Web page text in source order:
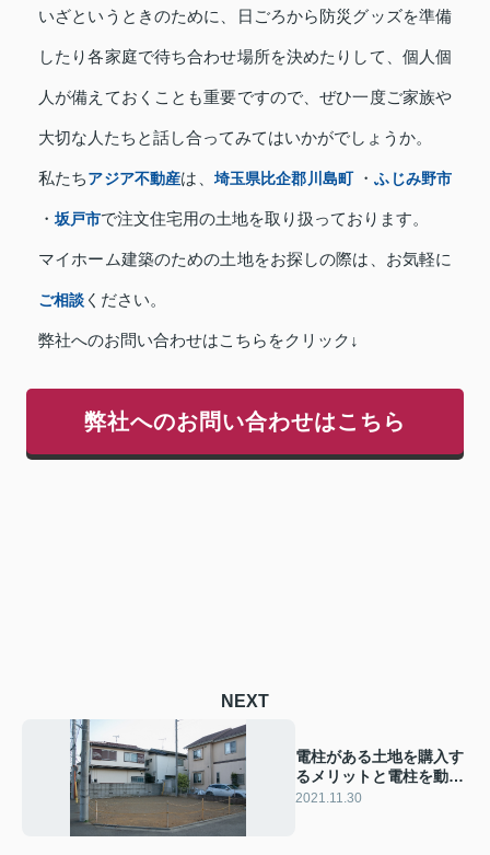
いざというときのために、日ごろから防災グッズを準備
したり各家庭で待ち合わせ場所を決めたりして、個人個
人が備えておくことも重要ですので、ぜひ一度ご家族や
大切な人たちと話し合ってみてはいかがでしょうか。
私たちアジア不動産は、 埼玉県比企郡川島町・ふじみ野市
・坂戸市で注文住宅用の土地を取り扱っております。
マイホーム建築のための土地をお探しの際は、お気軽に
ご相談 ください。
弊社へのお問い合わせはこちらをクリック↓
弊社へのお問い合わせはこちら
NEXT
電柱がある土地を購入す
るメリットと電柱を動か
せるケースとは
2021.11.30